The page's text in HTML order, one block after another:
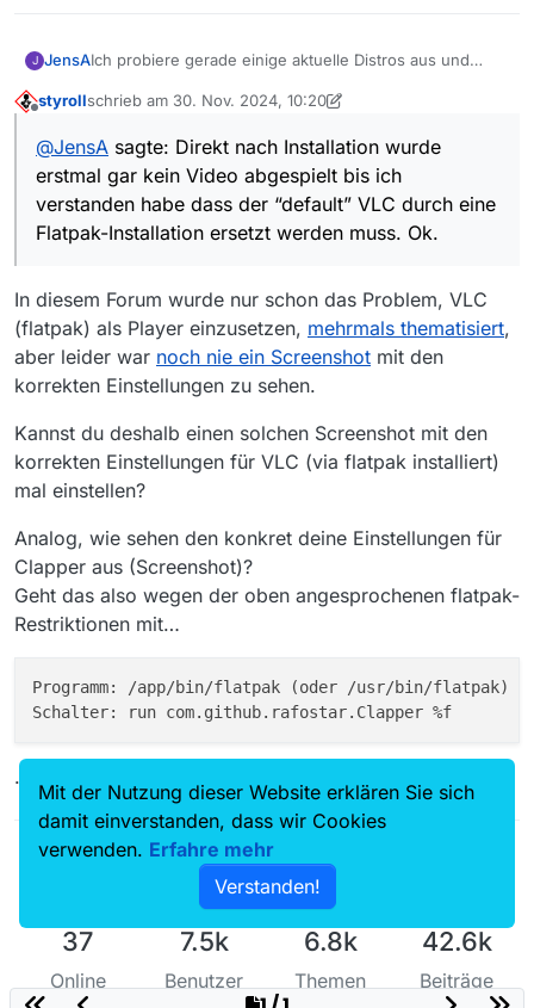
J JensAIch probiere gerade einige aktuelle Distros aus und
immer als Flatpak installiert wird.
Direkt nach Installation wurde erstmal gar kein Video
VLC durch eine Flatpak-Installation ersetzt werden
muss. Ok.
Nun würde ich gerne Clapper als Player nutzen. Kommt
auch als Flatpak aufs System.
Der läßt sich von Konsole mittels
Also habe ich das mal in den Einstellungen für den
Player im MediathekView hinterlegt. Aber leider …
. =====================
. Starte Array:
.  -> flatpak run
. =====================
. Fehler beim Starten
java.io.IOException: Cannot run program
at java.base/
at java.base/
at java.base/
at
Danke, Jens
styrollschrieb am 30. Nov. 2024, 10:20
zuletzt editiert von styroll
@JensA sagte: Direkt nach Installation wurde
erstmal gar kein Video abgespielt bis ich
verstanden habe dass der “default” VLC durch eine
Flatpak-Installation ersetzt werden muss. Ok.
In diesem Forum wurde nur schon das Problem, VLC
(flatpak) als Player einzusetzen, mehrmals thematisiert,
aber leider war noch nie ein Screenshot mit den
korrekten Einstellungen zu sehen.
Kannst du deshalb einen solchen Screenshot mit den
korrekten Einstellungen für VLC (via flatpak installiert)
mal einstellen?
Analog, wie sehen den konkret deine Einstellungen für
Clapper aus (Screenshot)?
Geht das also wegen der oben angesprochenen flatpak-
Restriktionen mit…
Programm: /app/bin/flatpak (oder /usr/bin/flatpak)
…nicht?
37
Online
7.5k
Benutzer
6.8k
Themen
42.6k
Beiträge
Mit der Nutzung dieser Website erklären Sie sich
damit einverstanden, dass wir Cookies
verwenden. Erfahre mehr
Verstanden!